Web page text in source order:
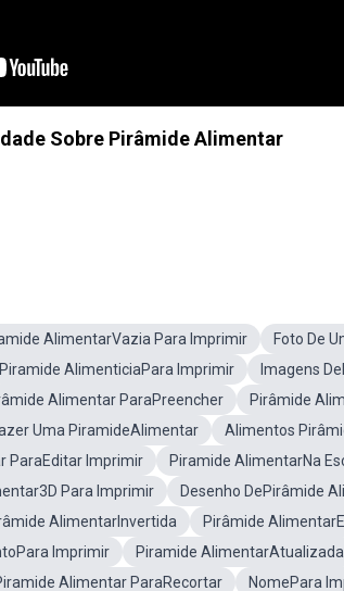
Sobre Pirâmide Alimentar
AlimentarVazia Para Imprimir
Foto De
Piramide AlimenticiaPara Imprimir
Imagens
Alimentar ParaPreencher
Pirâmide
Uma PiramideAlimentar
Alimentos
ParaEditar Imprimir
Piramide AlimentarNa
Para Imprimir
Desenho DePirâmide
AlimentarInvertida
Pirâmide
Imprimir
Piramide AlimentarAtualizada
Alimentar ParaRecortar
NomePara